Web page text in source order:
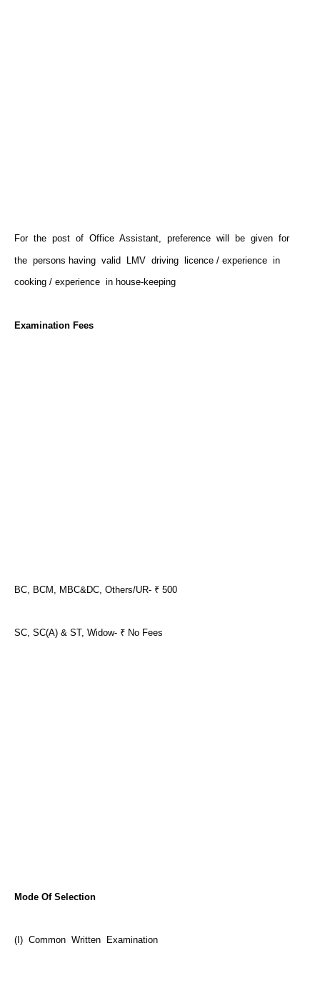
For the post of Office Assistant, preference will be given for
the persons having valid LMV driving licence / experience in
cooking / experience in house-keeping
Examination Fees
BC, BCM, MBC&DC, Others/UR- ₹ 500
SC, SC(A) & ST, Widow- ₹ No Fees
Mode Of Selection
(I) Common Written Examination